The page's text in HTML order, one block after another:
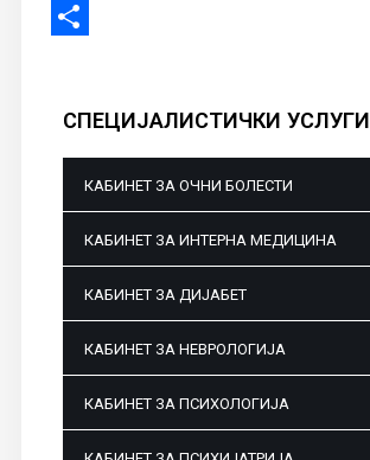
LinkedIn
СПЕЦИЈАЛИСТИЧКИ УСЛУГИ
КАБИНЕТ ЗА ОЧНИ БОЛЕСТИ
КАБИНЕТ ЗА ИНТЕРНА МЕДИЦИНА
КАБИНЕТ ЗА ДИЈАБЕТ
КАБИНЕТ ЗА НЕВРОЛОГИЈА
КАБИНЕТ ЗА ПСИХОЛОГИЈА